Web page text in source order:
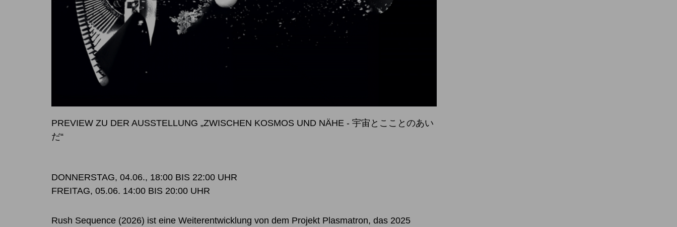
PREVIEW ZU DER AUSSTELLUNG „ZWISCHEN KOSMOS UND NÄHE - 宇宙とこことのあい
だ“
DONNERSTAG, 04.06., 18:00 BIS 22:00 UHR
FREITAG, 05.06. 14:00 BIS 20:00 UHR
Rush Sequence (2026) ist eine Weiterentwicklung von dem Projekt Plasmatron, das 2025